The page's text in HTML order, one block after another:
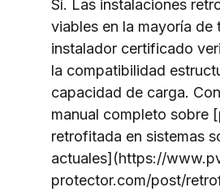
Sí. Las instalaciones
viables en la mayoría de
instalador certificado
la compatibilidad
capacidad de carga.
manual completo sobre
retrofitada en sistemas
actuales](https://
protector.com/post/